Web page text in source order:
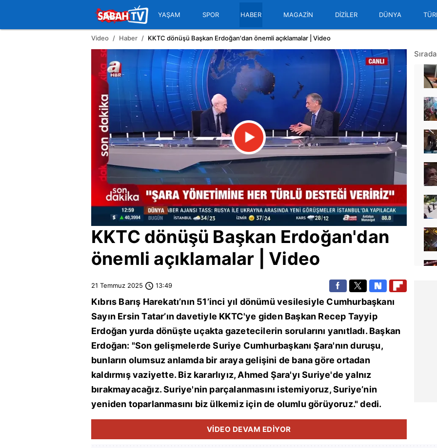
YAŞAM SPOR HABER MAGAZİN DİZİLER DÜNYA
Video Haber KKTC dönüşü Başkan Erdoğan'dan önemli açıklamalar | Video
KKTC dönüşü Başkan Erdoğan'dan
önemli açıklamalar | Video
21 Temmuz 2025 13:49
Kıbrıs Barış Harekatı’nın 51’inci yıl dönümü vesilesiyle Cumhurbaşkanı
Sayın Ersin Tatar’ın davetiyle KKTC'ye giden Başkan Recep Tayyip
Erdoğan yurda dönüşte uçakta gazetecilerin sorularını yanıtladı. Başkan
Erdoğan: "Son gelişmelerde Suriye Cumhurbaşkanı Şara'nın duruşu,
bunların olumsuz anlamda bir araya gelişini de bana göre ortadan
kaldırmış vaziyette. Biz kararlıyız, Ahmed Şara'yı Suriye'de yalnız
bırakmayacağız. Suriye'nin parçalanmasını istemiyoruz, Suriye’nin
yeniden toparlanmasını biz ülkemiz için de olumlu görüyoruz." dedi.
VİDEO DEVAM EDİYOR